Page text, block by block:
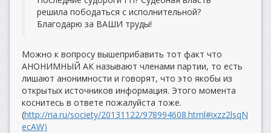
решила пободаться с исполнительной?
Благодарю за ВАШИ труды!
Можно к вопросу вышеприбавить тот факт что
АНОНИМНЫЙ АК называют членами партии, то есть
лишают анонимности и говорят, что это якобы из
открытых источников информация. Этого момента
коснитесь в ответе пожалуйста тоже.
(http://ria.ru/society/20131122/978994608.html#ixzz2lsqN
ecAW)